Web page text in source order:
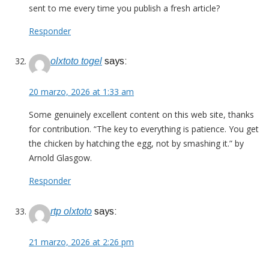
sent to me every time you publish a fresh article?
Responder
olxtoto togel says:
20 marzo, 2026 at 1:33 am
Some genuinely excellent content on this web site, thanks
for contribution. “The key to everything is patience. You get
the chicken by hatching the egg, not by smashing it.” by
Arnold Glasgow.
Responder
rtp olxtoto says:
21 marzo, 2026 at 2:26 pm